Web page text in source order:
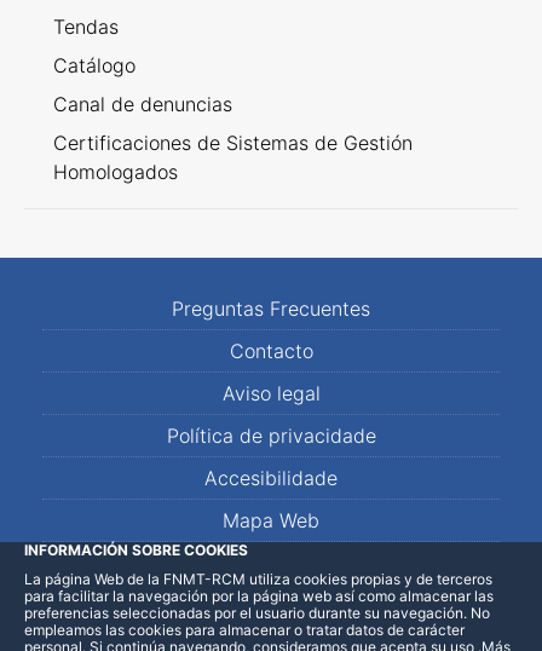
Tendas
Catálogo
Canal de denuncias
Certificaciones de Sistemas de Gestión
Homologados
Preguntas Frecuentes
Contacto
Aviso legal
Política de privacidade
Accesibilidade
Mapa Web
LinkedInFacebookWhatsApp
INFORMACIÓN SOBRE COOKIES
La página Web de la FNMT-RCM utiliza cookies propias y de terceros
para facilitar la navegación por la página web así como almacenar las
preferencias seleccionadas por el usuario durante su navegación. No
empleamos las cookies para almacenar o tratar datos de carácter
personal. Si continúa navegando, consideramos que acepta su uso .Más